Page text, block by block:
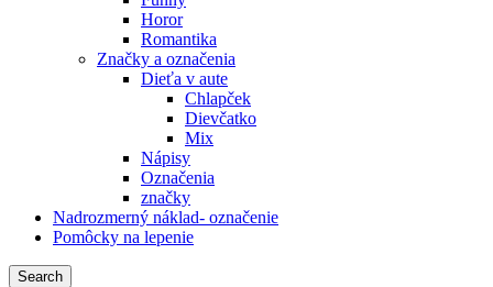
Horor
Romantika
Značky a označenia
Dieťa v aute
Chlapček
Dievčatko
Mix
Nápisy
Označenia
značky
Nadrozmerný náklad- označenie
Pomôcky na lepenie
Search